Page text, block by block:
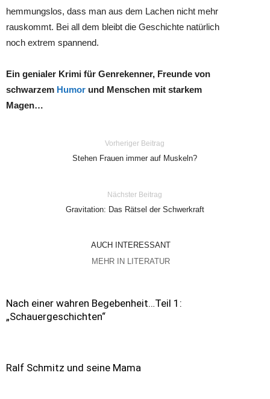
hemmungslos, dass man aus dem Lachen nicht mehr
rauskommt. Bei all dem bleibt die Geschichte natürlich
noch extrem spannend.
Ein genialer Krimi für Genrekenner, Freunde von
schwarzem Humor und Menschen mit starkem
Magen…
Vorheriger Beitrag
Stehen Frauen immer auf Muskeln?
Nächster Beitrag
Gravitation: Das Rätsel der Schwerkraft
AUCH INTERESSANT
MEHR IN LITERATUR
Nach einer wahren Begebenheit…Teil 1:
„Schauergeschichten“
Ralf Schmitz und seine Mama